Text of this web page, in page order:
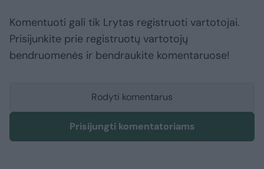
Komentuoti gali tik Lrytas registruoti vartotojai.
Prisijunkite prie registruotų vartotojų
bendruomenės ir bendraukite komentaruose!
Rodyti komentarus
Prisijungti komentatoriams